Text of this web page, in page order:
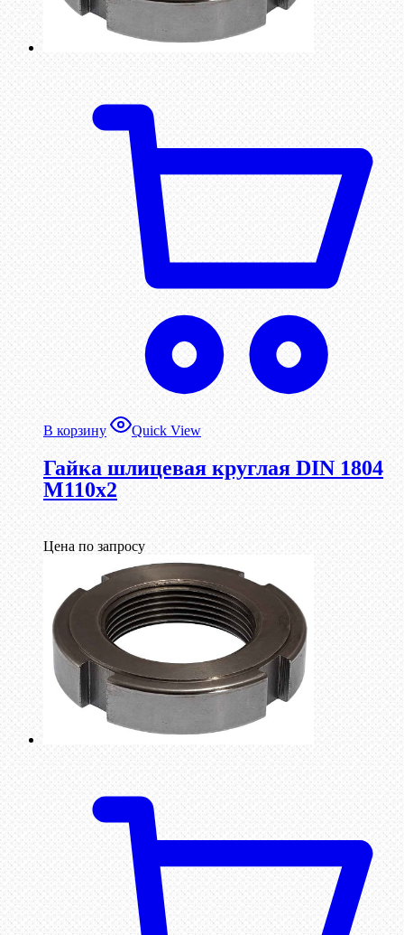
В корзину Quick View
Гайка шлицевая круглая DIN 1804
М110х2
Цена по запросу